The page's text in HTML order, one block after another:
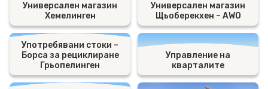
Универсален магазин
Хемелинген
Универсален магазин
Щьоберекхен – AWO
Употребявани стоки –
Борса за рециклиране
Грьопелинген
Управление на
кварталите